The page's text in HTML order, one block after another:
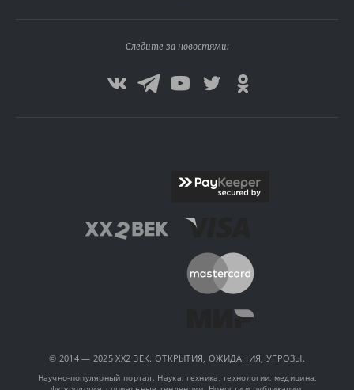
Следите за новостями:
© 2014 — 2025 XX2 ВЕК. ОТКРЫТИЯ, ОЖИДАНИЯ, УГРОЗЫ.
Научно-популярный портал. Наука, техника, технологии, медицина,